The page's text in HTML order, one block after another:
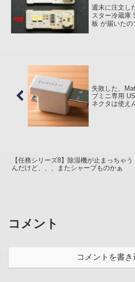
週末に注文し
スター冷蔵庫
板 が届いたの
失敗した、
ブミニ専用
ネクタは使え
【任務シリーズ8】除湿機が止まっちゃう
んだけど、、、またシャープものかぁ
コメント
コメントを書き